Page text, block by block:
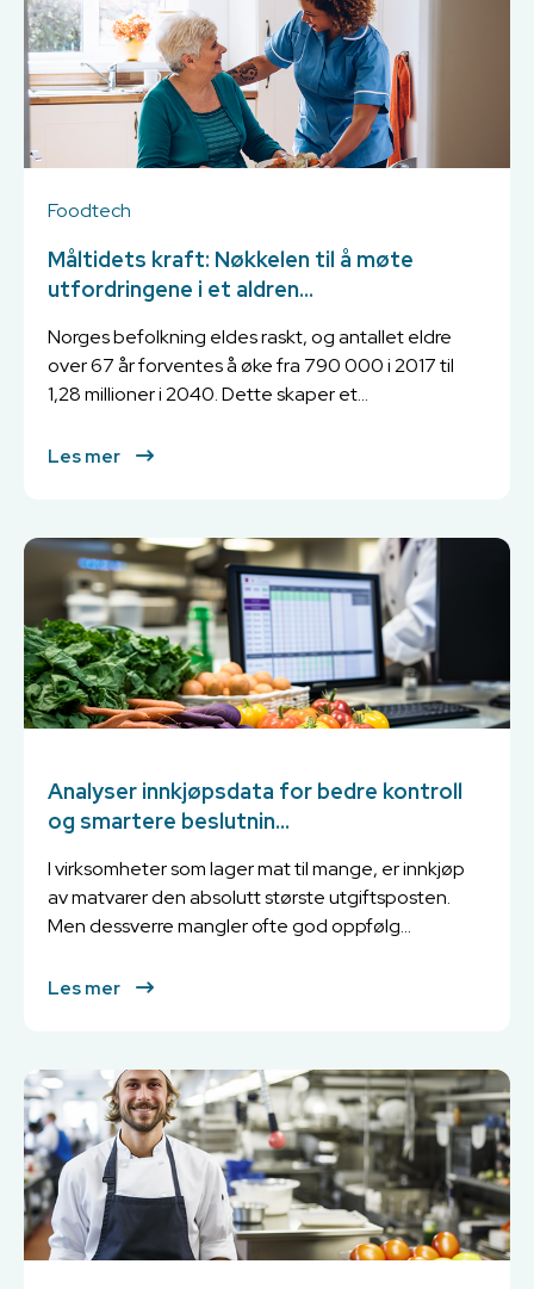
Foodtech
Måltidets kraft: Nøkkelen til å møte
utfordringene i et aldren...
Norges befolkning eldes raskt, og antallet eldre
over 67 år forventes å øke fra 790 000 i 2017 til
1,28 millioner i 2040. Dette skaper et...
Les mer
Analyser innkjøpsdata for bedre kontroll
og smartere beslutnin...
I virksomheter som lager mat til mange, er innkjøp
av matvarer den absolutt største utgiftsposten.
Men dessverre mangler ofte god oppfølg...
Les mer